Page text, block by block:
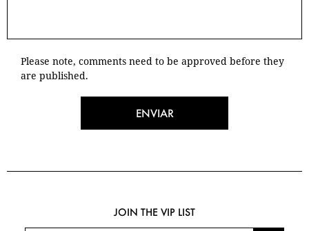
Please note, comments need to be approved before they
are published.
ENVIAR
JOIN THE VIP LIST